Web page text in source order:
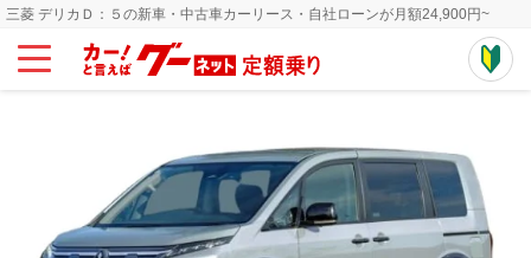
三菱 デリカＤ：５の新車・中古車カーリース・自社ローンが月額24,900円~